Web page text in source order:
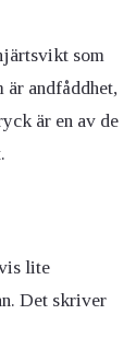
som
andfåddhet,
är en av de
lite
Det skriver